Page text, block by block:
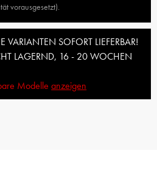
vorausgesetzt).
VARIANTEN SOFORT LIEFERBAR!
LAGERND, 16 - 20 WOCHEN
Modelleanzeigen